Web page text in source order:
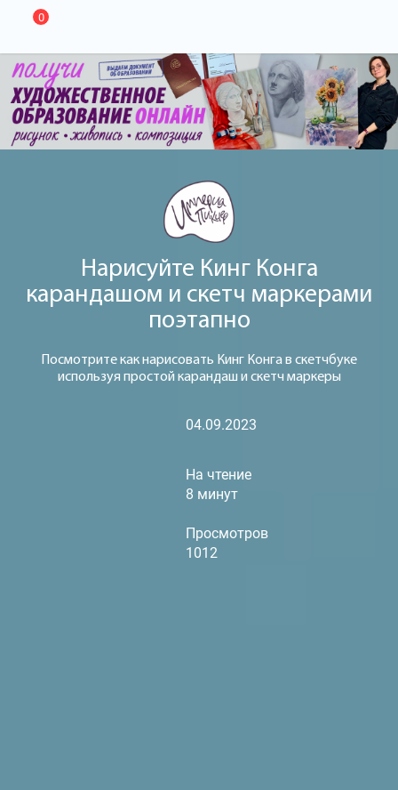
0
Нарисуйте Кинг Конга
карандашом и скетч маркерами
поэтапно
Посмотрите как нарисовать Кинг Конга в скетчбуке
используя простой карандаш и скетч маркеры
04.09.2023
На чтение
8 минут
Просмотров
1012